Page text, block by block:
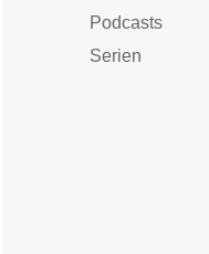
Podcasts
Serien